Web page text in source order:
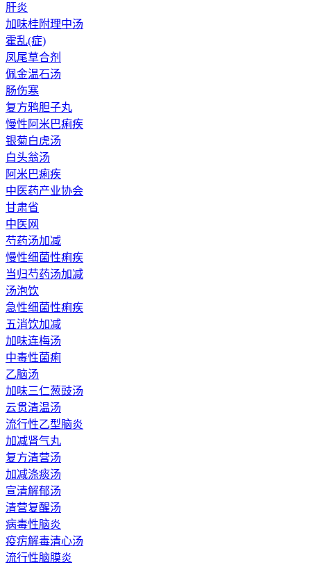
肝炎
加味桂附理中汤
霍乱(症)
凤尾草合剂
佩金温石汤
肠伤寒
复方鸦胆子丸
慢性阿米巴痢疾
银菊白虎汤
白头翁汤
阿米巴痢疾
中医药产业协会
甘肃省
中医网
芍药汤加减
慢性细菌性痢疾
当归芍药汤加减
汤泡饮
急性细菌性痢疾
五消饮加减
加味连梅汤
中毒性菌痢
乙脑汤
加味三仁葱豉汤
云贯清温汤
流行性乙型脑炎
加减肾气丸
复方清营汤
加减涤痰汤
宣清解郁汤
清营复醒汤
病毒性脑炎
疫疠解毒清心汤
流行性脑膜炎